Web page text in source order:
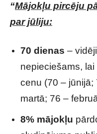
“Mājokļu pircēju
par jūliju:
70 dienas –
nepieciešams,
cenu (70 – jūnijā;
martā; 76 –
8% mājokļu